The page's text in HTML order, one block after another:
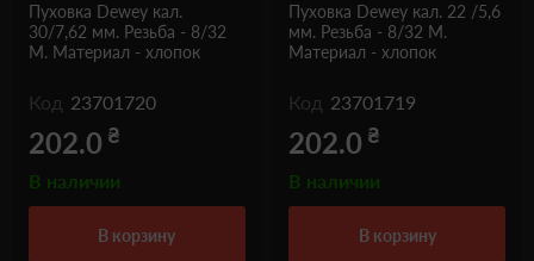
Пуховка Dewey кал.
30/7,62 мм. Резьба - 8/32
M. Материал - хлопок
Код 23701720
202.0 ₴
В наличии
в корзину
Пуховка Dewey кал. 22 /5,6
мм. Резьба - 8/32 M.
Материал - хлопок
Код 23701719
202.0 ₴
В наличии
в корзину